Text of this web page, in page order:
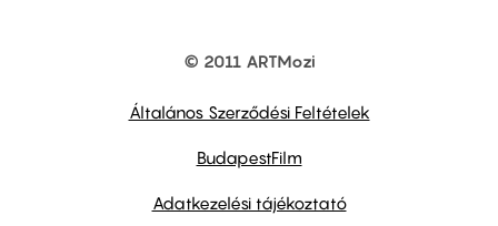
© 2011 ARTMozi
Általános Szerződési Feltételek
BudapestFilm
Adatkezelési tájékoztató